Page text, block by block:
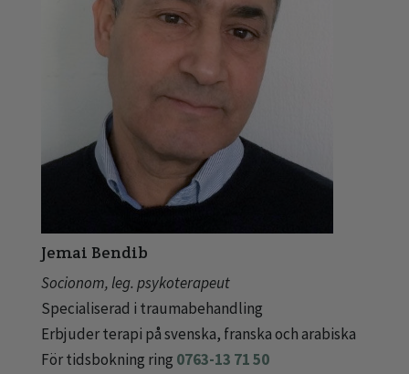
Jemai Bendib
Socionom, leg. psykoterapeut
Specialiserad i traumabehandling
Erbjuder terapi på svenska, franska och arabiska
För tidsbokning ring 0763-13 71 50